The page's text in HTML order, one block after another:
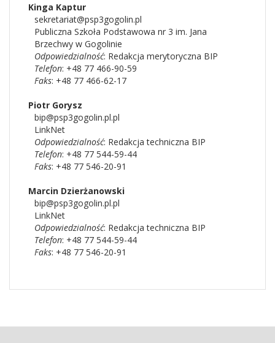
Kinga Kaptur
sekretariat@psp3gogolin.pl
Publiczna Szkoła Podstawowa nr 3 im. Jana
Brzechwy w Gogolinie
Odpowiedzialność: Redakcja merytoryczna BIP
Telefon: +48 77 466-90-59
Faks: +48 77 466-62-17
Piotr Gorysz
bip@psp3gogolin.pl.pl
LinkNet
Odpowiedzialność: Redakcja techniczna BIP
Telefon: +48 77 544-59-44
Faks: +48 77 546-20-91
Marcin Dzierżanowski
bip@psp3gogolin.pl.pl
LinkNet
Odpowiedzialność: Redakcja techniczna BIP
Telefon: +48 77 544-59-44
Faks: +48 77 546-20-91